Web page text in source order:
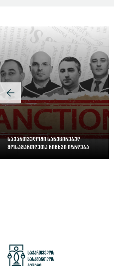
საქართველოში სანქცირებულ
მოსამართლეთა რიცხვი იზრდება